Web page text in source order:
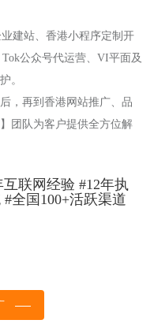
建站、香港小程序定制开
公众号代运营、VI平面及
。
，再到 香港 网站推广、品
团队为客户提供全方位解
互联网经验 #12年执
全国100+活跃渠道